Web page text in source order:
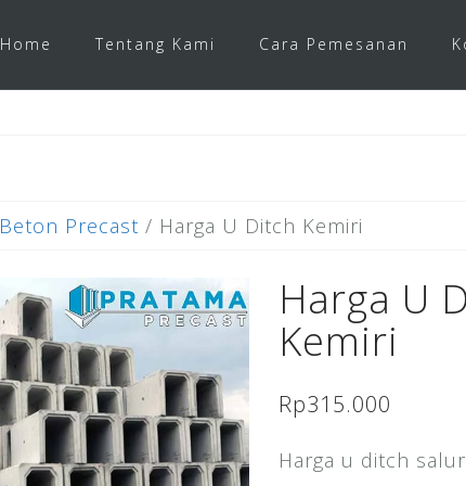
Home Tentang Kami Cara Pemesanan
Beton Precast / Harga U Ditch Kemiri
Harga U
Kemiri
Rp315.000
Harga u ditch